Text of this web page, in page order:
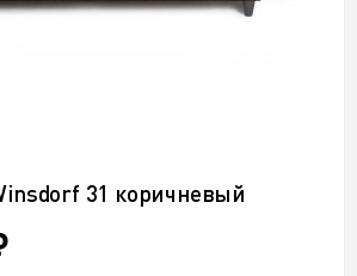
31 коричневый